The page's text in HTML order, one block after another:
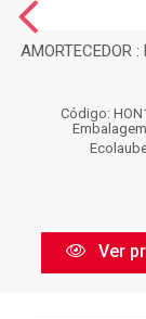
AMORTECEDOR
Código:
Ver